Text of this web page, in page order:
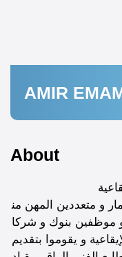
AMIR
About
و متعددين المهن من
و موظفين بنوك و شركا
و يقوموا بتقديم